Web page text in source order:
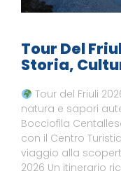
Tour Del
Storia,
Tour del Friuli
natura e sapori
Bocciofila
con il Centro
viaggio alla
2026 Un itinerario